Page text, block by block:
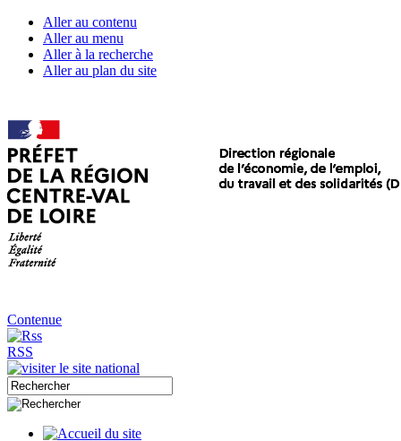
Aller au contenu
Aller au menu
Aller à la recherche
Aller au plan du site
Contenue
RSS